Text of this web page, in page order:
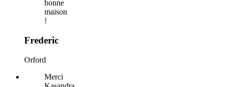
bonne
maison
!
Frederic
Orford
Merci